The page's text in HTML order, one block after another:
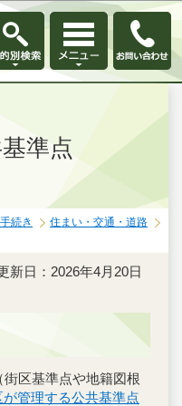
文へ移動
準点
続き
住まい・交通・道路
新日：2026年4月20日
区基準点や地籍図根
が管理する公共基準点